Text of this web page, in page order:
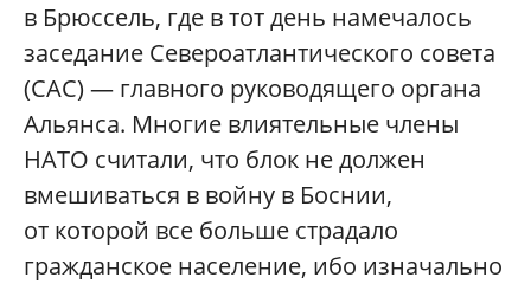
в Брюссель, где в тот день намечалось
заседание Североатлантического совета
(САС) — главного руководящего органа
Альянса. Многие влиятельные члены
НАТО считали, что блок не должен
вмешиваться в войну в Боснии,
от которой все больше страдало
гражданское население, ибо изначально